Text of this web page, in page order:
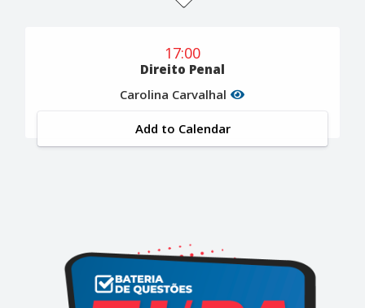
17:00
Direito Penal
Carolina Carvalhal
Add to Calendar